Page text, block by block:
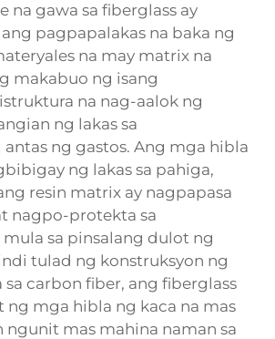
na gawa sa fiberglass ay
pagpapalakas na baka ng
na may matrix na
makabuo ng isang
na nag-aalok ng
ng lakas sa
ng gastos. Ang mga hibla
ng lakas sa pahiga,
resin matrix ay nagpapasa
nagpo-protekta sa
sa pinsalang dulot ng
tulad ng konstruksyon ng
sa carbon fiber, ang fiberglass
ng mga hibla ng kaca na mas
ngunit mas mahina naman sa